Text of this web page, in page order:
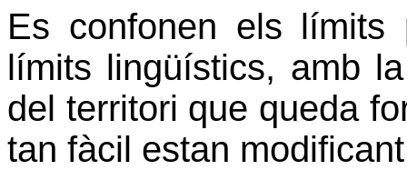
Es confonen els
límits lingüístics, amb
del territori que queda
tan fàcil estan